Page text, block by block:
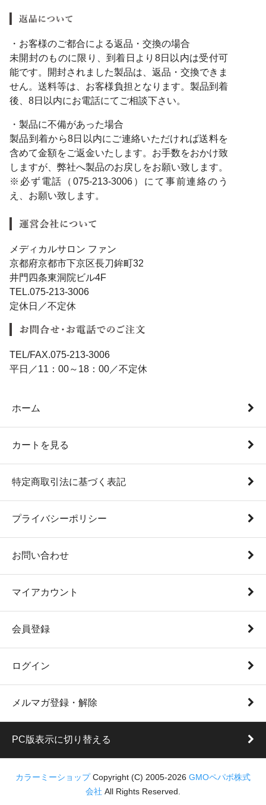
・お客様のご都合による返品・交換の場合
未開封のものに限り、到着日より8日以内は受付可
能です。開封されました製品は、返品・交換できま
せん。送料等は、お客様負担となります。製品到着
後、8日以内にお電話にてご相談下さい。
・製品に不備があった場合
製品到着から8日以内にご連絡いただければ送料を
含めて金額をご返金いたします。お手数をおかけ致
しますが、弊社へ製品のお戻しをお願い致します。
※必ず電話（075-213-3006）にて事前連絡のう
え、お願い致します。
メディカルサロン ファン
京都府京都市下京区長刀鉾町32
井門四条東洞院ビル4F
TEL.075-213-3006
定休日／不定休
TEL/FAX.075-213-3006
平日／11：00～18：00／不定休
ホーム
カートを見る
特定商取引法に基づく表記
プライバシーポリシー
お問い合わせ
マイアカウント
会員登録
ログイン
メルマガ登録・解除
PC版表示に切り替える
カラーミーショップCopyright (C) 2005-2026 GMOペパボ株式
会社 All Rights Reserved.